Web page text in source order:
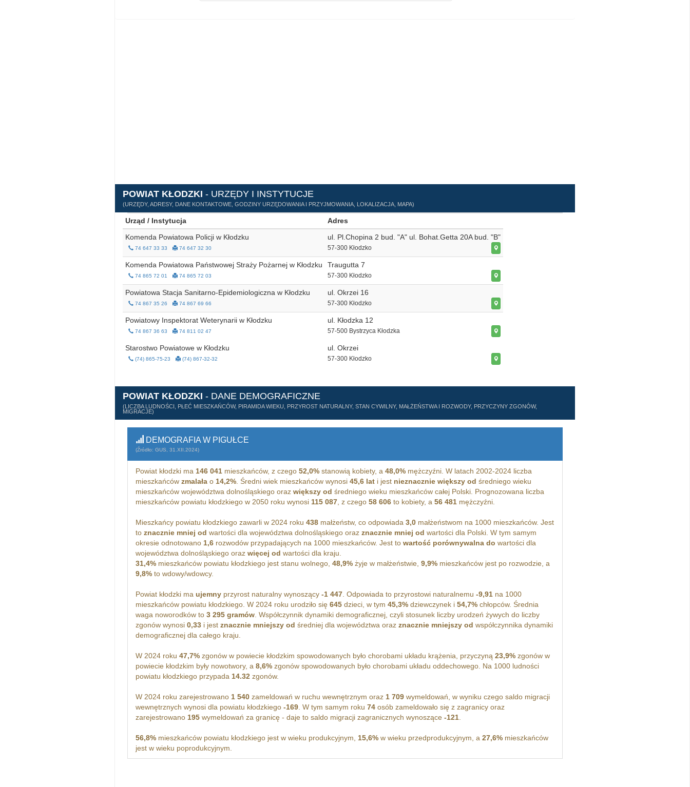
POWIAT KŁODZKI - URZĘDY I INSTYTUCJE
(URZĘDY, ADRESY, DANE KONTAKTOWE, GODZINY URZĘDOWANIA I PRZYJMOWANIA, LOKALIZACJA, MAPA)
Urząd / Instytucja
Adres
Komenda Powiatowa Policji w Kłodzku
74 647 33 33 74 647 32 30
ul. Pl.Chopina 2 bud. "A" ul. Bohat.Getta 20A bud. "B"
57-300 Kłodzko
Komenda Powiatowa Państwowej Straży Pożarnej w Kłodzku
74 865 72 01 74 865 72 03
Traugutta 7
57-300 Kłodzko
Powiatowa Stacja Sanitarno-Epidemiologiczna w Kłodzku
74 867 35 26 74 867 69 66
ul. Okrzei 16
57-300 Kłodzko
Powiatowy Inspektorat Weterynarii w Kłodzku
74 867 36 63 74 811 02 47
ul. Kłodzka 12
57-500 Bystrzyca Kłodzka
Starostwo Powiatowe w Kłodzku
(74) 865-75-23 (74) 867-32-32
ul. Okrzei
57-300 Kłodzko
POWIAT KŁODZKI - DANE DEMOGRAFICZNE
(LICZBA LUDNOŚCI, PŁEĆ MIESZKAŃCÓW, PIRAMIDA WIEKU, PRZYROST NATURALNY, STAN CYWILNY, MAŁŻEŃSTWA I ROZWODY, PRZYCZYNY ZGONÓW,
MIGRACJE)
DEMOGRAFIA W PIGUŁCE
(Źródło: GUS, 31.XII.2024)
Powiat kłodzki ma 146 041mieszkańców, z czego 52,0%stanowią kobiety, a 48,0%mężczyźni. W latach 2002-2024 liczba
mieszkańców zmalałao 14,2%. Średni wiek mieszkańców wynosi 45,6 lati jest nieznacznie większy od średniego wieku
mieszkańców województwa dolnośląskiego oraz większy od średniego wieku mieszkańców całej Polski. Prognozowana liczba
mieszkańców powiatu kłodzkiego w 2050 roku wynosi 115 087, z czego 58 606to kobiety, a 56 481mężczyźni.
Mieszkańcy powiatu kłodzkiego zawarli w 2024 roku 438małżeństw, co odpowiada 3,0małżeństwom na 1000 mieszkańców. Jest
to znacznie mniej od wartości dla województwa dolnośląskiego oraz znacznie mniej od wartości dla Polski. W tym samym
okresie odnotowano 1,6rozwodów przypadających na 1000 mieszkańców. Jest to wartość porównywalna do wartości dla
województwa dolnośląskiego oraz więcej od wartości dla kraju.
31,4%mieszkańców powiatu kłodzkiego jest stanu wolnego, 48,9%żyje w małżeństwie, 9,9%mieszkańców jest po rozwodzie, a
9,8%to wdowy/wdowcy.
Powiat kłodzki ma ujemnyprzyrost naturalny wynoszący -1 447. Odpowiada to przyrostowi naturalnemu -9,91na 1000
mieszkańców powiatu kłodzkiego. W 2024 roku urodziło się 645dzieci, w tym 45,3%dziewczynek i 54,7%chłopców. Średnia
waga noworodków to 3 295 gramów. Współczynnik dynamiki demograficznej, czyli stosunek liczby urodzeń żywych do liczby
zgonów wynosi 0,33i jest znacznie mniejszy od średniej dla województwa oraz znacznie mniejszy od współczynnika dynamiki
demograficznej dla całego kraju.
W 2024 roku 47,7%zgonów w powiecie kłodzkim spowodowanych było chorobami układu krążenia, przyczyną 23,9%zgonów w
powiecie kłodzkim były nowotwory, a 8,6%zgonów spowodowanych było chorobami układu oddechowego. Na 1000 ludności
powiatu kłodzkiego przypada 14.32zgonów.
W 2024 roku zarejestrowano 1 540zameldowań w ruchu wewnętrznym oraz 1 709wymeldowań, w wyniku czego saldo migracji
wewnętrznych wynosi dla powiatu kłodzkiego -169. W tym samym roku 74osób zameldowało się z zagranicy oraz
zarejestrowano 195wymeldowań za granicę - daje to saldo migracji zagranicznych wynoszące -121.
56,8%mieszkańców powiatu kłodzkiego jest w wieku produkcyjnym, 15,6%w wieku przedprodukcyjnym, a 27,6%mieszkańców
jest w wieku poprodukcyjnym.